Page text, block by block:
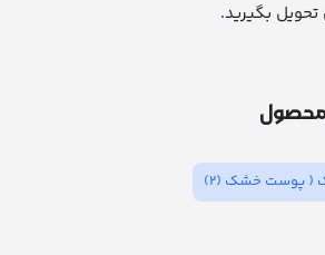
تحویل بگیرید.
( پوست خشک (2)